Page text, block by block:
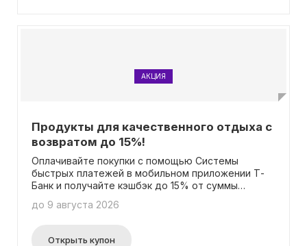
АКЦИЯ
Продукты для качественного отдыха с
возвратом до 15%!
Оплачивайте покупки с помощью Системы
быстрых платежей в мобильном приложении Т-
Банк и получайте кэшбэк до 15% от суммы
акции.
до 9 августа 2026
Открыть купон